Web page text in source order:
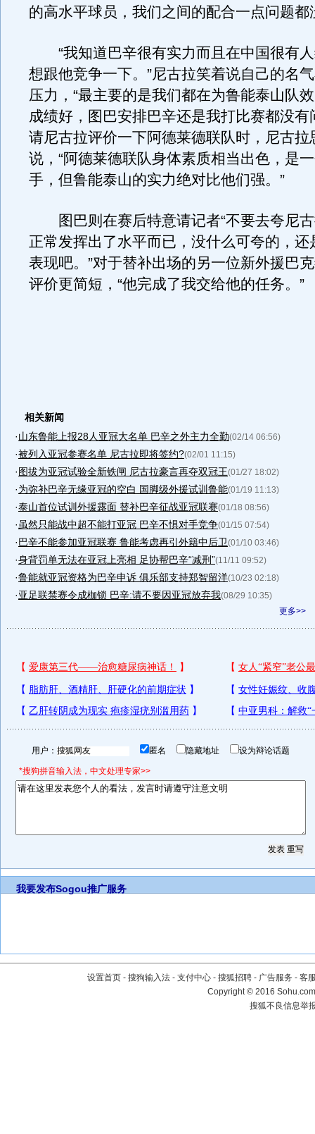
的高水平球员，我们之间的配合一点问题都
“我知道巴辛很有实力而且在中国很有人
想跟他竞争一下。”尼古拉笑着说自己的名
压力，“最主要的是我们都在为鲁能泰山队
成绩好，图巴安排巴辛还是我打比赛都没有
请尼古拉评价一下阿德莱德联队时，尼古拉
说，“阿德莱德联队身体素质相当出色，是
手，但鲁能泰山的实力绝对比他们强。”
图巴则在赛后特意请记者“不要去夸尼古
正常发挥出了水平而已，没什么可夸的，还
表现吧。”对于替补出场的另一位新外援巴
评价更简短，“他完成了我交给他的任务。”
相关新闻
·山东鲁能上报28人亚冠大名单 巴辛之外主力全勤(02/14 06:56)
·被列入亚冠参赛名单 尼古拉即将签约?(02/01 11:15)
·图拔为亚冠试验全新铁闸 尼古拉豪言再夺双冠王(01/27 18:02)
·为弥补巴辛无缘亚冠的空白 国脚级外援试训鲁能(01/19 11:13)
·泰山首位试训外援露面 替补巴辛征战亚冠联赛(01/18 08:56)
·虽然只能战中超不能打亚冠 巴辛不惧对手竞争(01/15 07:54)
·巴辛不能参加亚冠联赛 鲁能考虑再引外籍中后卫(01/10 03:46)
·身背罚单无法在亚冠上亮相 足协帮巴辛“减刑”(11/11 09:52)
·鲁能就亚冠资格为巴辛申诉 俱乐部支持郑智留洋(10/23 02:18)
·亚足联禁赛令成枷锁 巴辛:请不要因亚冠放弃我(08/29 10:35)
更多>>
用户： 匿名 隐藏地址 设为辩论话题
*搜狗拼音输入法，中文处理专家>>
我要发布Sogou推广服务
设置首页 - 搜狗输入法 - 支付中心 - 搜狐招聘 - 广告服务 - 客
Copyright©2016
搜狐不良信息举